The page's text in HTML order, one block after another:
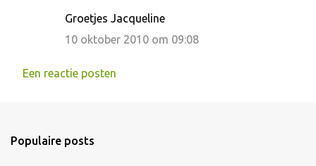
Groetjes Jacqueline
10 oktober 2010 om 09:08
Een reactie posten
Populaire posts